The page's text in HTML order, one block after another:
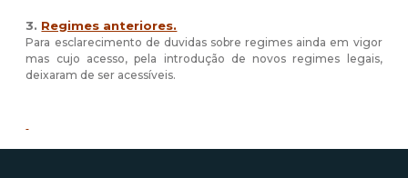
3. Regimes anteriores.
Para esclarecimento de duvidas sobre regimes ainda em vigor
mas cujo acesso, pela introdução de novos regimes legais,
deixaram de ser acessíveis.